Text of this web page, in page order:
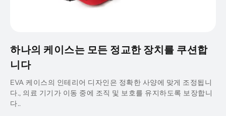
하나의 케이스는 모든 정교한 장치를 쿠션합
니다
EVA 케이스의 인테리어 디자인은 정확한 사양에 맞게 조정됩니
다., 의료 기기가 이동 중에 조직 및 보호를 유지하도록 보장합니
다..